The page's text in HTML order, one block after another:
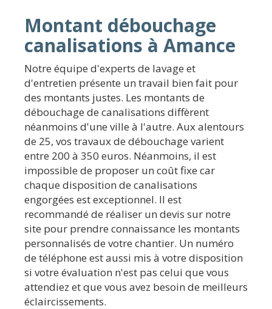
Montant débouchage
canalisations à Amance
Notre équipe d'experts de lavage et
d'entretien présente un travail bien fait pour
des montants justes. Les montants de
débouchage de canalisations diffèrent
néanmoins d'une ville à l'autre. Aux alentours
de 25, vos travaux de débouchage varient
entre 200 à 350 euros. Néanmoins, il est
impossible de proposer un coût fixe car
chaque disposition de canalisations
engorgées est exceptionnel. Il est
recommandé de réaliser un devis sur notre
site pour prendre connaissance les montants
personnalisés de votre chantier. Un numéro
de téléphone est aussi mis à votre disposition
si votre évaluation n'est pas celui que vous
attendiez et que vous avez besoin de meilleurs
éclaircissements.